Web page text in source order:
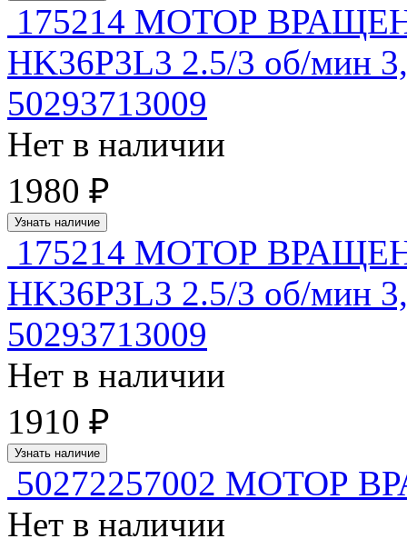
175214 МОТОР
HK36P3L3 2.5/3 об/мин
50293713009
Нет в наличии
1980 ₽
Узнать наличие
175214 МОТОР
HK36P3L3 2.5/3 об/мин
50293713009
Нет в наличии
1910 ₽
Узнать наличие
50272257002 МОТОР
Нет в наличии